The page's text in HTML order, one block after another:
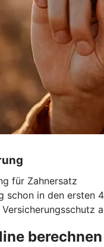
für Zahnersatz
schon in den ersten